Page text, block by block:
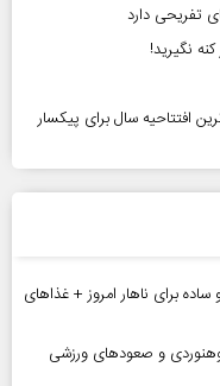
تفریحی دارد
نگیرید!
خوشمزه و ساده برای ناهار امروز + غذاهای
و صعودهای ورزشی